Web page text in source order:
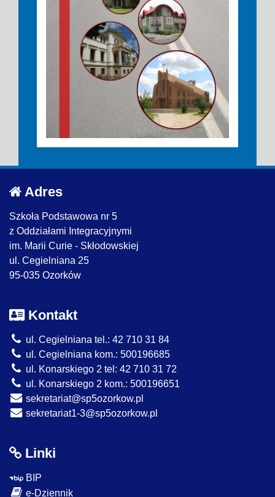
Adres
Szkoła Podstawowa nr 5
z Oddziałami Integracyjnymi
im. Marii Curie - Skłodowskiej
ul. Cegielniana 25
95-035 Ozorków
Kontakt
ul. Cegielniana tel.: 42 710 31 84
ul. Cegielniana kom.: 500196685
ul. Konarskiego 2 tel: 42 710 31 72
ul. Konarskiego 2 kom.: 500196651
sekretariat@sp5ozorkow.pl
sekretariat1-3@sp5ozorkow.pl
Linki
BIP
e-Dziennik